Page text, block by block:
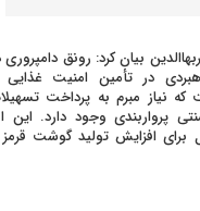
بیان کرد: رونق دامپروری
در تأمین امنیت
نیاز مبرم به پرداخت
پرواربندی وجود دارد. این
برای افزایش تولید گوشت